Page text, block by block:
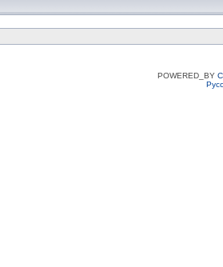
POWERED_BY